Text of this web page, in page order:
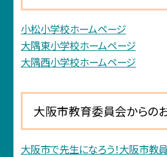
小松小学校ホームページ
大隅東小学校ホームページ
大隅西小学校ホームページ
大阪市教育委員会からの
大阪市で先生になろう！大阪市教